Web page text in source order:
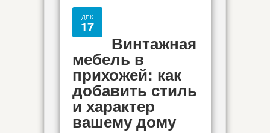
ДЕК
17
Винтажная
мебель в
прихожей: как
добавить стиль
и характер
вашему дому